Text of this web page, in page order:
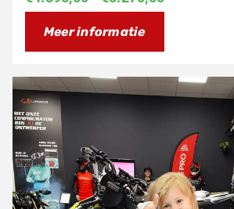
tot
€5.270,00
Meer informatie